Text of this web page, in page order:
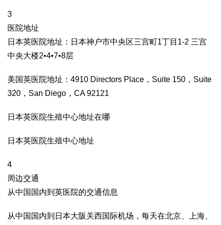
3
医院地址
日本英医院地址：日本神户市中央区三宫町1丁目1-2 三宫
中央大楼2•4•7•8层
美国英医院地址：4910 Directors Place，Suite 150，Suite
320，San Diego，CA 92121
日本英医院生殖中心地址在哪
日本英医院生殖中心地址
4
周边交通
从中国国内到英医院的交通信息
从中国国内到日本大阪关西国际机场，每天在北京、上海、